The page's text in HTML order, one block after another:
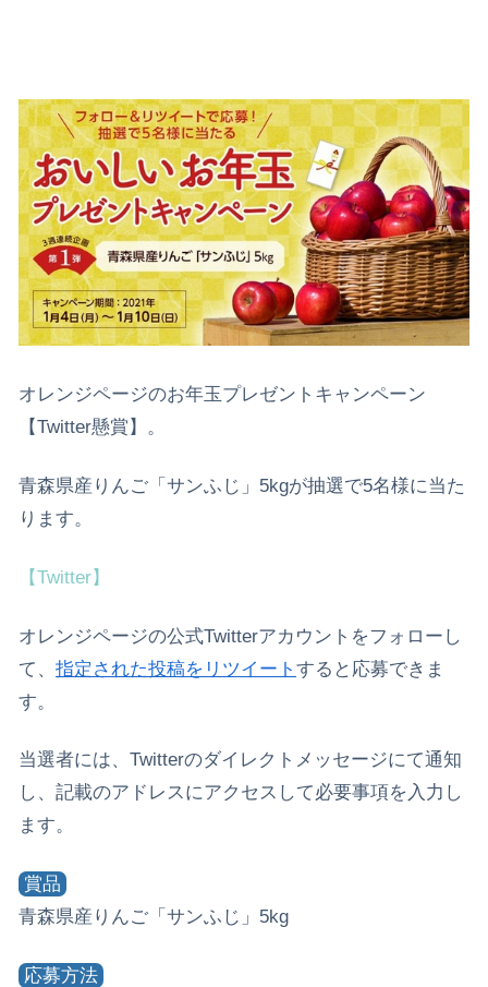
オレンジページのお年玉プレゼントキャンペーン
【Twitter懸賞】。
青森県産りんご「サンふじ」5kgが抽選で5名様に当た
ります。
【Twitter】
オレンジページの公式Twitterアカウントをフォローし
て、 指定された投稿をリツイート すると応募できま
す。
当選者には、Twitterのダイレクトメッセージにて通知
し、記載のアドレスにアクセスして必要事項を入力し
ます。
賞品
青森県産りんご「サンふじ」5kg
応募方法